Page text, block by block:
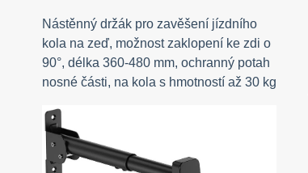
Nástěnný držák pro zavěšení jízdního
kola na zeď, možnost zaklopení ke zdi o
90°, délka 360-480 mm, ochranný potah
nosné části, na kola s hmotností až 30 kg